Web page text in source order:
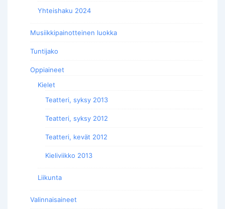
Yhteishaku 2024
Musiikkipainotteinen luokka
Tuntijako
Oppiaineet
Kielet
Teatteri, syksy 2013
Teatteri, syksy 2012
Teatteri, kevät 2012
Kieliviikko 2013
Liikunta
Valinnaisaineet